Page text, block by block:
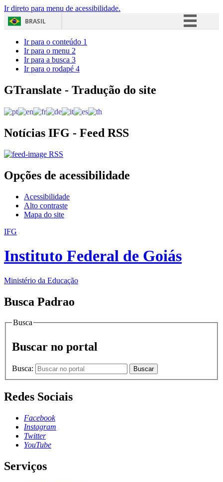
Ir direto para menu de acessibilidade.
BRASIL
Acesso à informação
Ir para o conteúdo 1
Ir para o menu 2
Ir para a busca 3
Ir para o rodapé 4
GTranslate - Tradução do site
Notícias IFG - Feed RSS
RSS
Opções de acessibilidade
Acessibilidade
Alto contraste
Mapa do site
IFG
Instituto Federal de Goiás
Ministério da Educação
Busca Padrao
Busca
Buscar no portal
Busca: Buscar
Redes Sociais
Facebook
Instagram
Twitter
YouTube
Serviços